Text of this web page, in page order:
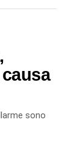
dietro
cittadini
sulle cui
asono